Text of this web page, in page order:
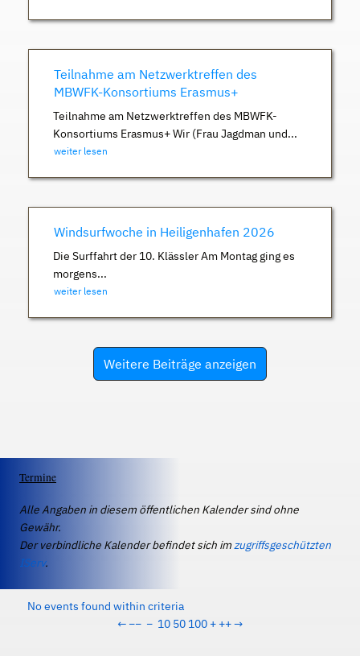
Teilnahme am Netzwerktreffen des
MBWFK-Konsortiums Erasmus+
Teilnahme am Netzwerktreffen des MBWFK-
Konsortiums Erasmus+ Wir (Frau Jagdman und...
weiter lesen
Windsurfwoche in Heiligenhafen 2026
Die Surffahrt der 10. Klässler Am Montag ging es
morgens...
weiter lesen
Weitere Beiträge anzeigen
Termine
Alle Angaben in diesem öffentlichen Kalender sind ohne
Gewähr.
Der verbindliche Kalender befindet sich imzugriffsgeschützten
IServ.
No events found within criteria
← −− − 10 50 100 + ++→